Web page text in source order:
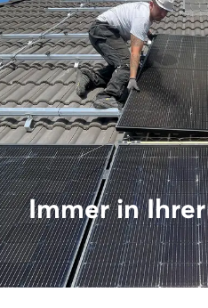
Immer in